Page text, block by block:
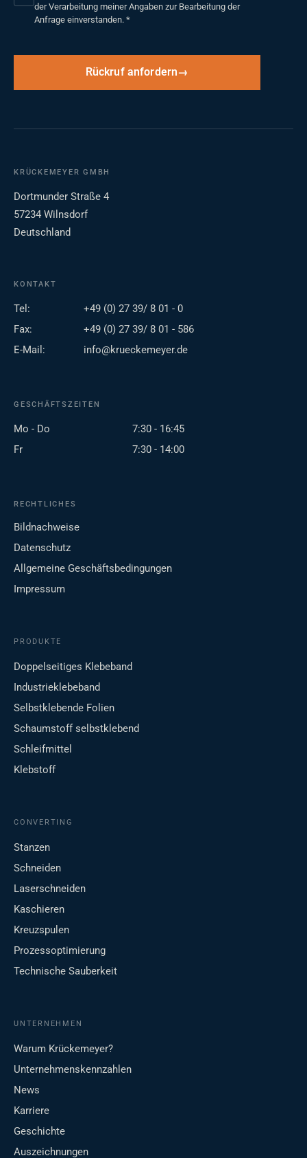
der Verarbeitung meiner Angaben zur Bearbeitung der
Anfrage einverstanden. *
Rückruf anfordern
KRÜCKEMEYER GMBH
Dortmunder Straße 4
57234 Wilnsdorf
Deutschland
KONTAKT
Tel:
+49 (0) 27 39/ 8 01 - 0
Fax:
+49 (0) 27 39/ 8 01 - 586
E-Mail:
info@krueckemeyer.de
GESCHÄFTSZEITEN
Mo - Do
7:30 - 16:45
Fr
7:30 - 14:00
RECHTLICHES
Bildnachweise
Datenschutz
Allgemeine Geschäftsbedingungen
Impressum
PRODUKTE
Doppelseitiges Klebeband
Industrieklebeband
Selbstklebende Folien
Schaumstoff selbstklebend
Schleifmittel
Klebstoff
CONVERTING
Stanzen
Schneiden
Laserschneiden
Kaschieren
Kreuzspulen
Prozessoptimierung
Technische Sauberkeit
UNTERNEHMEN
Warum Krückemeyer?
Unternehmenskennzahlen
News
Karriere
Geschichte
Auszeichnungen